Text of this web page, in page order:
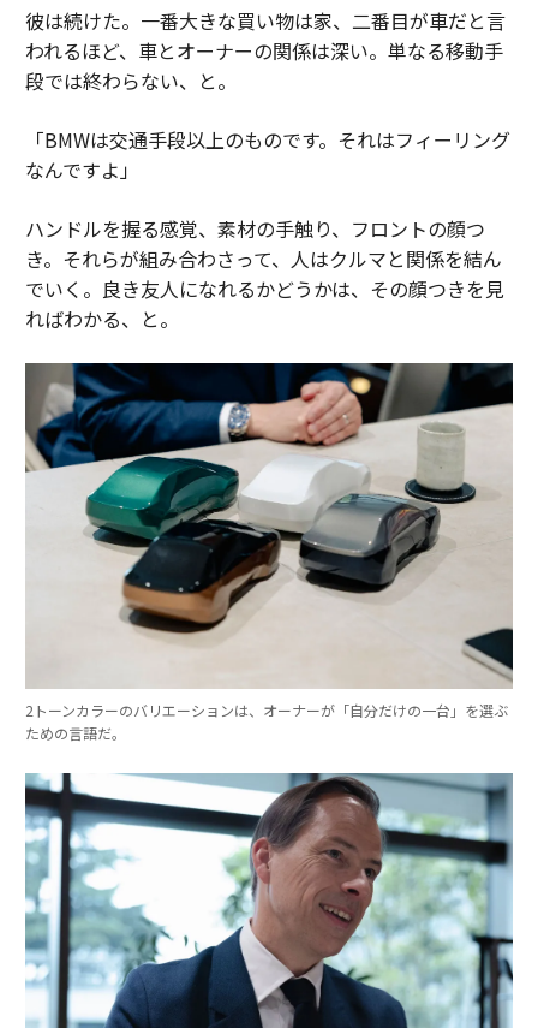
彼は続けた。一番大きな買い物は家、二番目が車だと言
われるほど、車とオーナーの関係は深い。単なる移動手
段では終わらない、と。
「BMWは交通手段以上のものです。それはフィーリング
なんですよ」
ハンドルを握る感覚、素材の手触り、フロントの顔つ
き。それらが組み合わさって、人はクルマと関係を結ん
でいく。良き友人になれるかどうかは、その顔つきを見
ればわかる、と。
2トーンカラーのバリエーションは、オーナーが「自分だけの一台」を選ぶ
ための言語だ。